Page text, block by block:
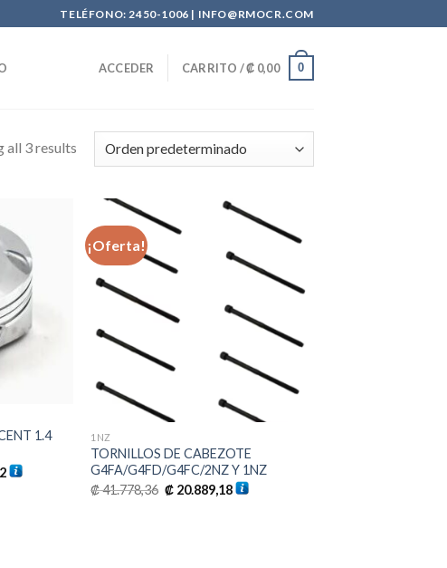
TELÉFONO: 2450-1006 | INFO@RMOCR.COM
ACCEDER CARRITO /₡ 0,00 0
all 3 results
Añadir
lista de
1.4
El
precio
¡Oferta!
Añadir
1NZ
TORNILLOS DE CABEZOTE
G4FA/G4FD/G4FC/2NZ Y 1NZ
₡41.778,36 El
precio
₡ 20.889,18El
precio